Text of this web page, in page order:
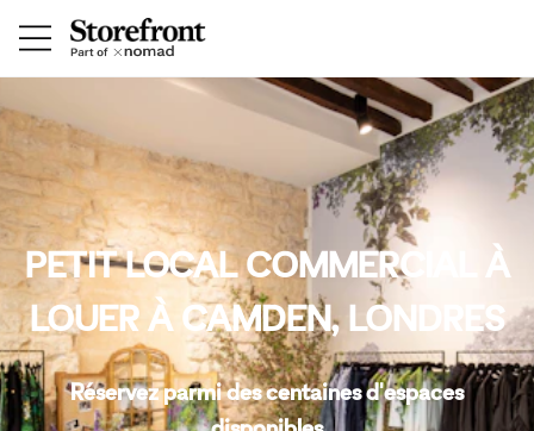
PETIT LOCAL COMMERCIAL À
LOUER À CAMDEN, LONDRES
Réservez parmi des centaines d'espaces